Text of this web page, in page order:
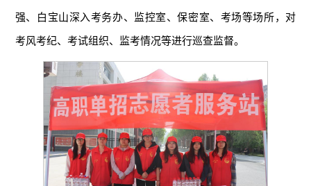
强、白宝山深入考务办、监控室、保密室、考场等场所，对
考风考纪、考试组织、监考情况等进行巡查监督。